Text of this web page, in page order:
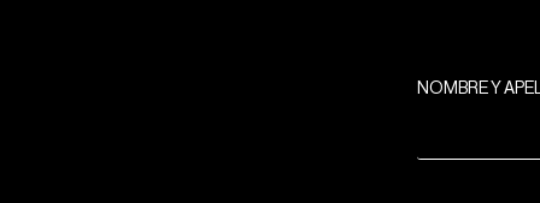
NOMBRE Y